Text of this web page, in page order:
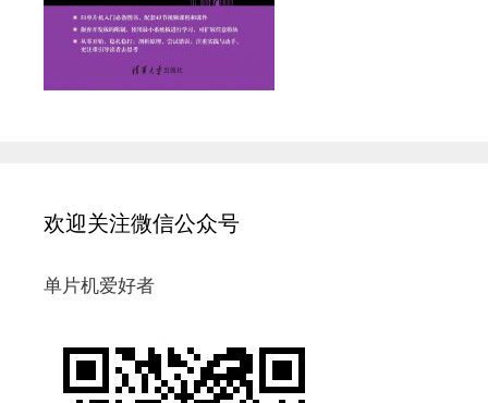
欢迎关注微信公众号
单片机爱好者